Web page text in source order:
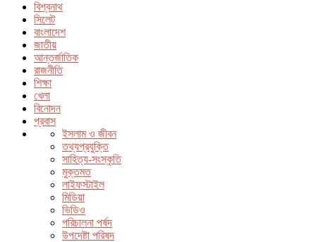
বিশ্বনাথ
সিলেট
বাংলাদেশ
জাতীয়
আন্তর্জাতিক
রাজনীতি
শিক্ষা
খেলা
বিনোদন
প্রবাস
ইসলাম ও জীবন
তথ্যপ্রযুক্তি
সাহিত্য-সংস্কৃতি
মুক্তমত
লাইফস্টাইল
মিডিয়া
ভিডিও
পরিচালনা পর্ষদ
উপদেষ্টা পরিষদ